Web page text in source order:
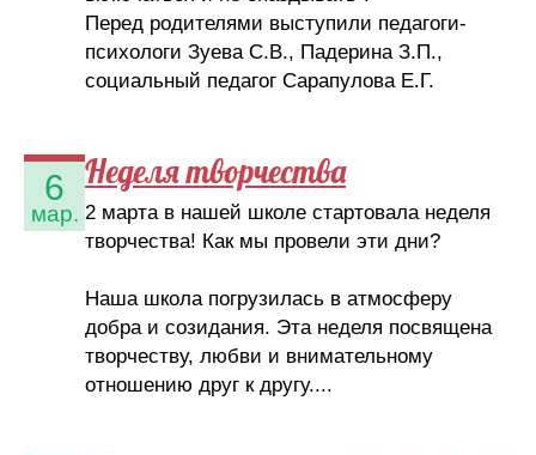
Перед родителями выступили педагоги-
психологи Зуева С.В., Падерина З.П.,
социальный педагог Сарапулова Е.Г.
6
мар.
Неделя творчества
2 марта в нашей школе стартовала неделя
творчества! Как мы провели эти дни?
Наша школа погрузилась в атмосферу
добра и созидания. Эта неделя посвящена
творчеству, любви и внимательному
отношению друг к другу....